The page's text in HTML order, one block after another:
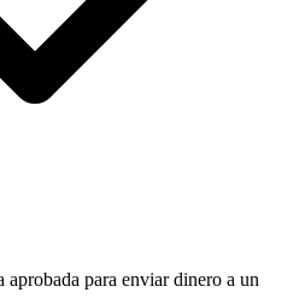
aprobada para enviar dinero a un